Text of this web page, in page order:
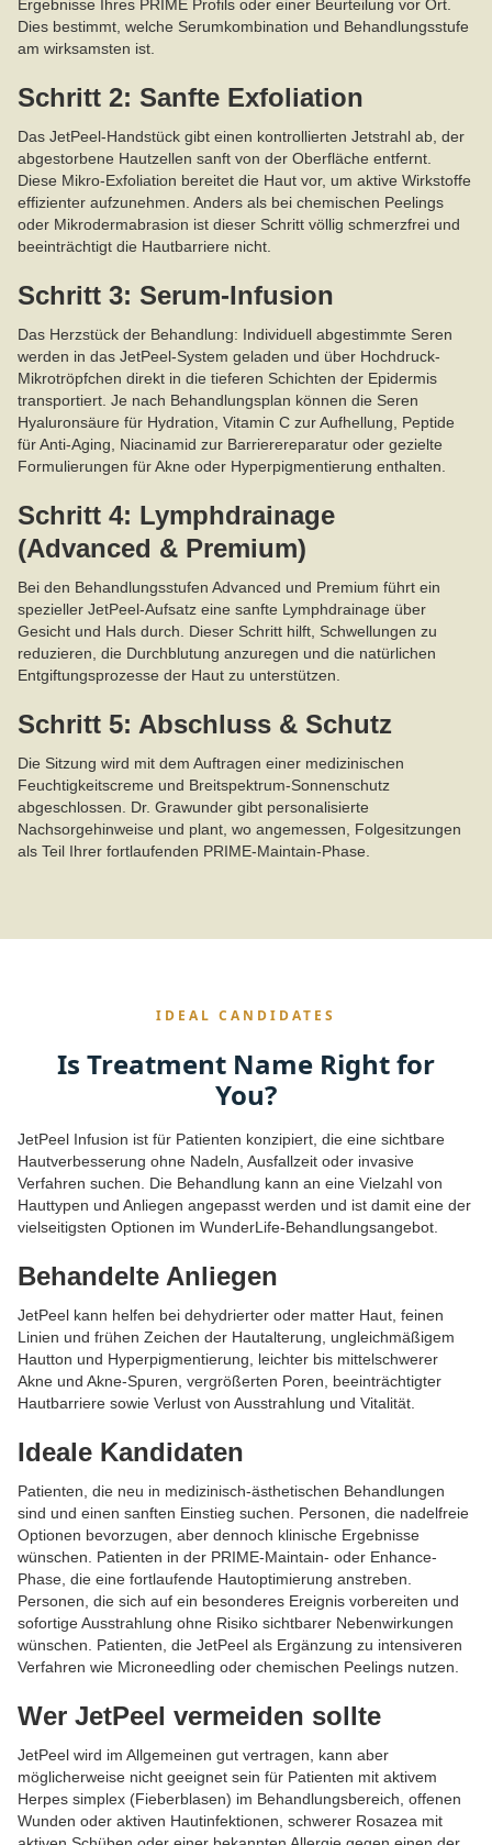
Ergebnisse Ihres PRIME Profils oder einer Beurteilung vor Ort.
Dies bestimmt, welche Serumkombination und Behandlungsstufe
am wirksamsten ist.
Schritt 2: Sanfte Exfoliation
Das JetPeel-Handstück gibt einen kontrollierten Jetstrahl ab, der
abgestorbene Hautzellen sanft von der Oberfläche entfernt.
Diese Mikro-Exfoliation bereitet die Haut vor, um aktive Wirkstoffe
effizienter aufzunehmen. Anders als bei chemischen Peelings
oder Mikrodermabrasion ist dieser Schritt völlig schmerzfrei und
beeinträchtigt die Hautbarriere nicht.
Schritt 3: Serum-Infusion
Das Herzstück der Behandlung: Individuell abgestimmte Seren
werden in das JetPeel-System geladen und über Hochdruck-
Mikrotröpfchen direkt in die tieferen Schichten der Epidermis
transportiert. Je nach Behandlungsplan können die Seren
Hyaluronsäure für Hydration, Vitamin C zur Aufhellung, Peptide
für Anti-Aging, Niacinamid zur Barrierereparatur oder gezielte
Formulierungen für Akne oder Hyperpigmentierung enthalten.
Schritt 4: Lymphdrainage
(Advanced & Premium)
Bei den Behandlungsstufen Advanced und Premium führt ein
spezieller JetPeel-Aufsatz eine sanfte Lymphdrainage über
Gesicht und Hals durch. Dieser Schritt hilft, Schwellungen zu
reduzieren, die Durchblutung anzuregen und die natürlichen
Entgiftungsprozesse der Haut zu unterstützen.
Schritt 5: Abschluss & Schutz
Die Sitzung wird mit dem Auftragen einer medizinischen
Feuchtigkeitscreme und Breitspektrum-Sonnenschutz
abgeschlossen. Dr. Grawunder gibt personalisierte
Nachsorgehinweise und plant, wo angemessen, Folgesitzungen
als Teil Ihrer fortlaufenden PRIME-Maintain-Phase.
IDEAL CANDIDATES
Is Treatment Name Right for
You?
JetPeel Infusion ist für Patienten konzipiert, die eine sichtbare
Hautverbesserung ohne Nadeln, Ausfallzeit oder invasive
Verfahren suchen. Die Behandlung kann an eine Vielzahl von
Hauttypen und Anliegen angepasst werden und ist damit eine der
vielseitigsten Optionen im WunderLife-Behandlungsangebot.
Behandelte Anliegen
JetPeel kann helfen bei dehydrierter oder matter Haut, feinen
Linien und frühen Zeichen der Hautalterung, ungleichmäßigem
Hautton und Hyperpigmentierung, leichter bis mittelschwerer
Akne und Akne-Spuren, vergrößerten Poren, beeinträchtigter
Hautbarriere sowie Verlust von Ausstrahlung und Vitalität.
Ideale Kandidaten
Patienten, die neu in medizinisch-ästhetischen Behandlungen
sind und einen sanften Einstieg suchen. Personen, die nadelfreie
Optionen bevorzugen, aber dennoch klinische Ergebnisse
wünschen. Patienten in der PRIME-Maintain- oder Enhance-
Phase, die eine fortlaufende Hautoptimierung anstreben.
Personen, die sich auf ein besonderes Ereignis vorbereiten und
sofortige Ausstrahlung ohne Risiko sichtbarer Nebenwirkungen
wünschen. Patienten, die JetPeel als Ergänzung zu intensiveren
Verfahren wie Microneedling oder chemischen Peelings nutzen.
Wer JetPeel vermeiden sollte
JetPeel wird im Allgemeinen gut vertragen, kann aber
möglicherweise nicht geeignet sein für Patienten mit aktivem
Herpes simplex (Fieberblasen) im Behandlungsbereich, offenen
Wunden oder aktiven Hautinfektionen, schwerer Rosazea mit